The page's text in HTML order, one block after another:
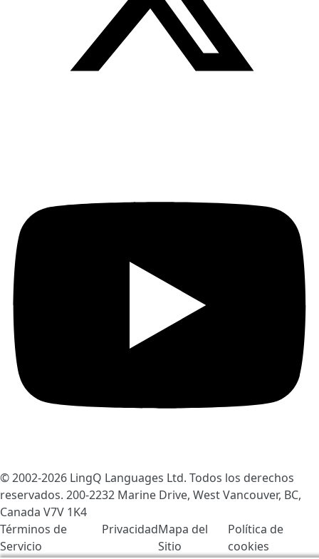
© 2002-2026 LingQ Languages Ltd. Todos los derechos
reservados. 200-2232 Marine Drive, West Vancouver, BC,
Canada V7V 1K4
Términos de
Servicio
PrivacidadMapa del
Sitio
Política de
cookies